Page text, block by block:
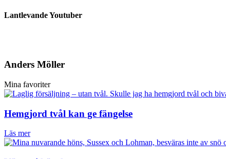
Lantlevande Youtuber
Anders Möller
Mina favoriter
Hemgjord tvål kan ge fängelse
Läs mer